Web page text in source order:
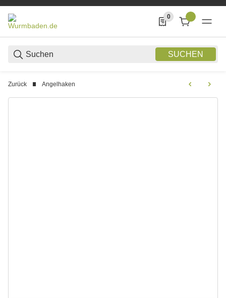
SUCHEN
0
0 Produkte in der
Zurück Angelhaken